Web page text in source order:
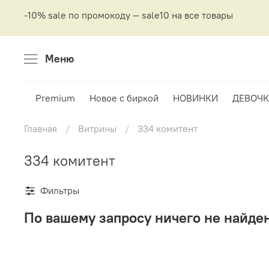
-10% sale по промокоду — sale10 на все товары
Меню
Premium Новое с биркой НОВИНКИ
Главная Витрины 334 комитент
334 комитент
Фильтры
По вашему запросу ничего не